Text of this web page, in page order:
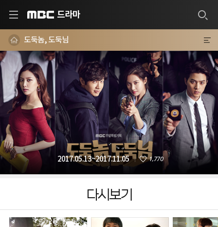
드라마
도둑놈, 도둑님
2017.05.13~2017.11.05 1,770
다시보기